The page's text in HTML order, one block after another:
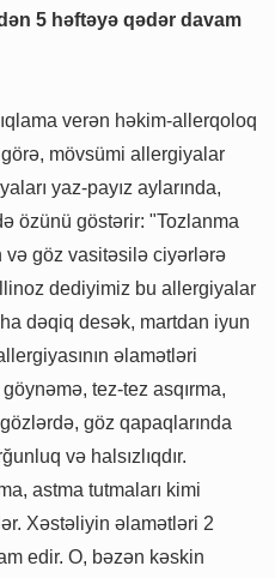
5 həftəyə qədər davam
verən həkim-allerqoloq
mövsümi allergiyalar
yaz-payız aylarında,
özünü göstərir: "Tozlanma
və göz vasitəsilə ciyərlərə
dediyimiz bu allergiyalar
dəqiq desək, martdan iyun
əlamətləri
tez-tez asqırma,
göz qapaqlarında
və halsızlıqdır.
astma tutmaları kimi
Xəstəliyin əlamətləri 2
edir. O, bəzən kəskin